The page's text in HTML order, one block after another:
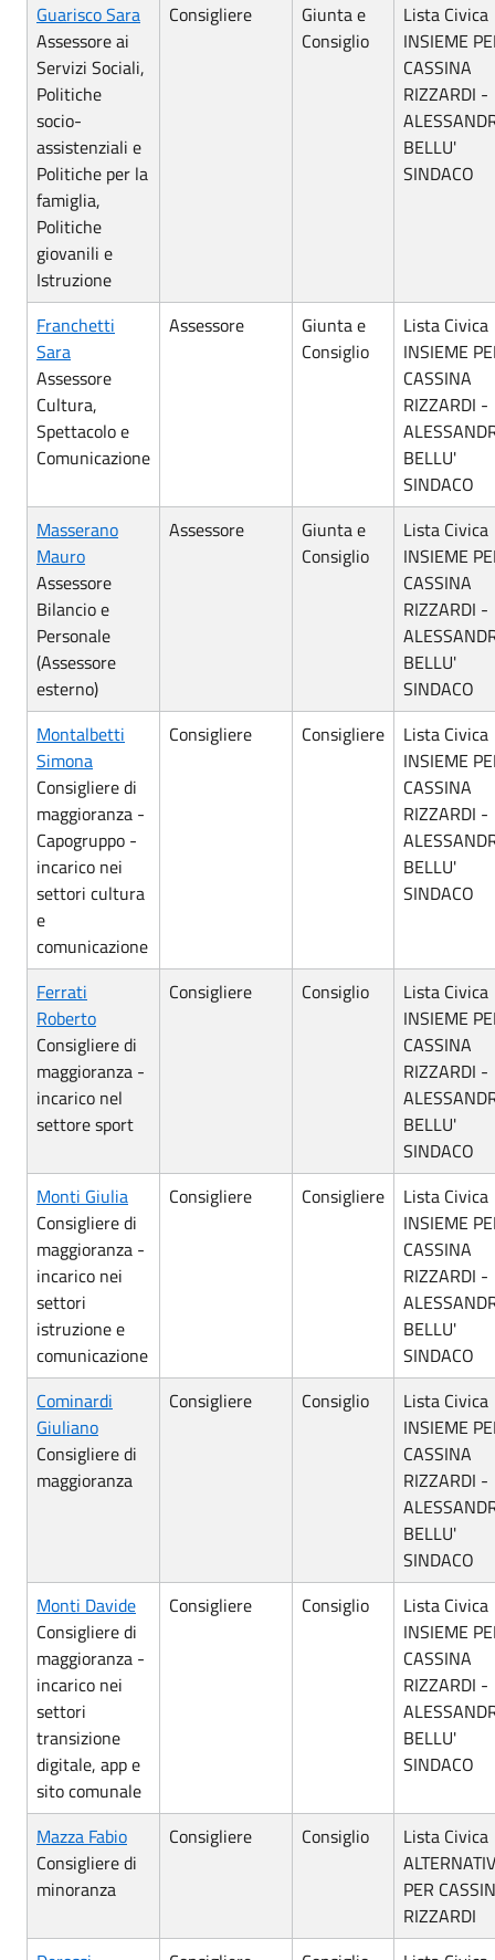
Guarisco Sara
Assessore ai
Servizi Sociali,
Politiche
socio-
assistenziali e
Politiche per la
famiglia,
Politiche
giovanili e
Istruzione
Consigliere
Giunta e
Consiglio
Lista Civica
INSIEME
CASSINA
RIZZARDI -
BELLU'
SINDACO
Franchetti
Sara
Assessore
Cultura,
Spettacolo e
Comunicazione
Assessore
Giunta e
Consiglio
Lista Civica
INSIEME
CASSINA
RIZZARDI -
BELLU'
SINDACO
Masserano
Mauro
Assessore
Bilancio e
Personale
(Assessore
esterno)
Assessore
Giunta e
Consiglio
Lista Civica
INSIEME
CASSINA
RIZZARDI -
BELLU'
SINDACO
Montalbetti
Simona
Consigliere di
maggioranza -
Capogruppo -
incarico nei
settori cultura
e
comunicazione
Consigliere Consigliere
Lista Civica
INSIEME
CASSINA
RIZZARDI -
BELLU'
SINDACO
Ferrati
Roberto
Consigliere di
maggioranza -
incarico nel
settore sport
Consigliere Consiglio
Lista Civica
INSIEME
CASSINA
RIZZARDI -
BELLU'
SINDACO
Monti Giulia
Consigliere di
maggioranza -
incarico nei
settori
istruzione e
comunicazione
Consigliere Consigliere
Lista Civica
INSIEME
CASSINA
RIZZARDI -
BELLU'
SINDACO
Cominardi
Giuliano
Consigliere di
maggioranza
Consigliere Consiglio
Lista Civica
INSIEME
CASSINA
RIZZARDI -
BELLU'
SINDACO
Monti Davide
Consigliere di
maggioranza -
incarico nei
settori
transizione
digitale, app e
sito comunale
Consigliere Consiglio
Lista Civica
INSIEME
CASSINA
RIZZARDI -
BELLU'
SINDACO
Mazza Fabio
Consigliere di
minoranza
Consigliere Consiglio
Lista Civica
PER
RIZZARDI